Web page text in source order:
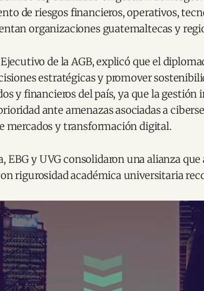
de riesgos financieros, operativos,
organizaciones guatemaltecas y
de la AGB, explicó que el
estratégicas y promover
y financieros del país, ya que la gestión
ante amenazas asociadas a
mercados y transformación digital.
EBG y UVG consolidaron una alianza
rigurosidad académica universitaria